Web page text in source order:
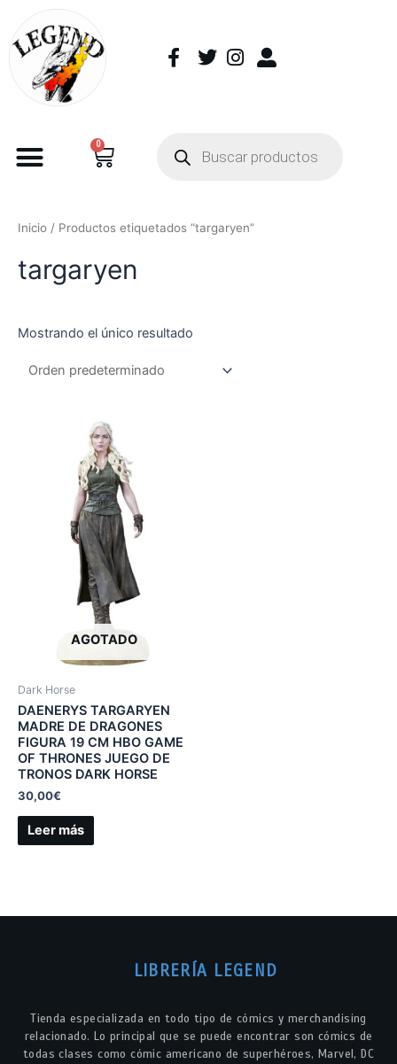
0
Inicio / Productos etiquetados “targaryen”
targaryen
Mostrando el único resultado
AGOTADO
Dark Horse
DAENERYS TARGARYEN
MADRE DE DRAGONES
FIGURA 19 CM HBO GAME
OF THRONES JUEGO DE
TRONOS DARK HORSE
30,00€
Leer más
LIBRERÍA LEGEND
Tienda especializada en todo tipo de cómics y merchandising
relacionado. Lo principal que se puede encontrar son cómics de
todas clases como cómic americano de superhéroes, Marvel, DC